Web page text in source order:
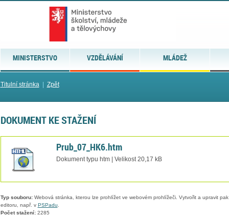
MINISTERSTVO VZDĚLÁVÁNÍ MLÁDEŽ
Titulní stránka| Zpět
DOKUMENT KE STAŽENÍ
Prub_07_HK6.htm
Dokument typu htm | Velikost 20,17 kB
Typ souboru:Webová stránka, kterou lze prohlížet ve webovém prohlížeči. Vytvořit a upravit
editoru, např. v PSPadu.
Počet stažení:2285